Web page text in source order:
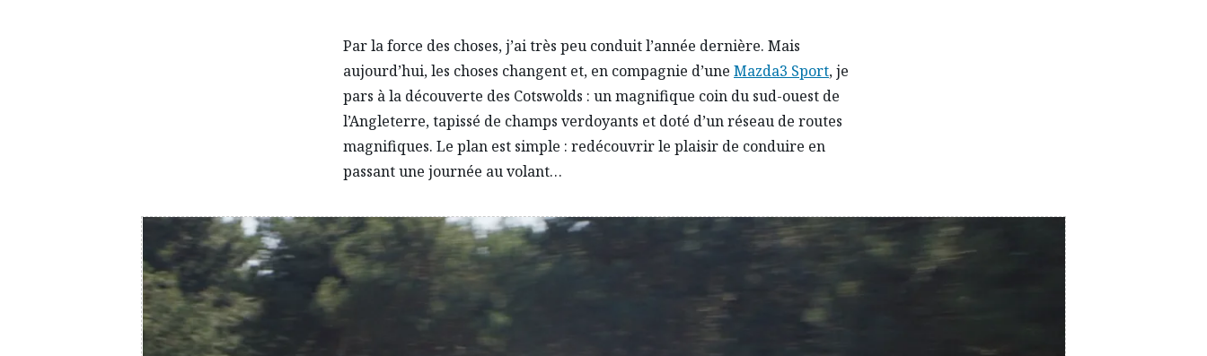
Par la force des choses, j’ai très peu conduit l’année dernière. Mais
aujourd’hui, les choses changent et, en compagnie d’une Mazda3 Sport, je
pars à la découverte des Cotswolds : un magnifique coin du sud-ouest de
l’Angleterre, tapissé de champs verdoyants et doté d’un réseau de routes
magnifiques. Le plan est simple : redécouvrir le plaisir de conduire en
passant une journée au volant…